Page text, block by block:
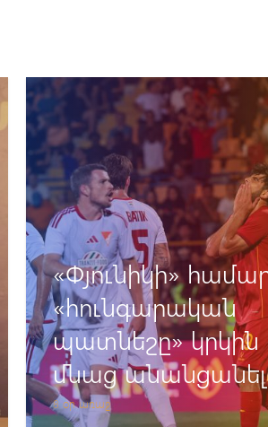
8 օր առաջ
«Փյունիկի»
«հունգարական
պատնեշը» կրկին
մնաց